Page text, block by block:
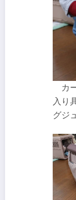
カ
入り
グジ